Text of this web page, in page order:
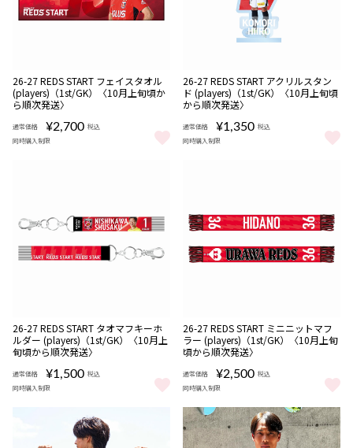
期間限定
受注
商品
08/06 18:00〜08/16
22:00
26-27 REDS START フェイスタオル
(players)（1st/GK）〈10月上旬頃か
ら順次発送〉
通常価格 ¥2,700 税込
同時購入制限
期間限定
受注
商品
08/06 18:00〜08/16
22:00
26-27 REDS START アクリルスタン
ド (players)（1st/GK）〈10月上旬頃
から順次発送〉
通常価格 ¥1,350 税込
同時購入制限
期間限定
受注
商品
08/06 18:00〜08/16
22:00
26-27 REDS START タオマフキーホ
ルダー (players)（1st/GK）〈10月上
旬頃から順次発送〉
通常価格 ¥1,500 税込
同時購入制限
期間限定
受注
商品
08/06 18:00〜08/16
22:00
26-27 REDS START ミニニットマフ
ラー (players)（1st/GK）〈10月上旬
頃から順次発送〉
通常価格 ¥2,500 税込
同時購入制限